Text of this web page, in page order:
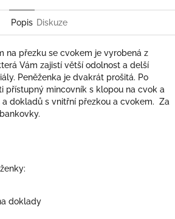
Popis Diskuze
na přezku se cvokem je vyrobená z
Vám zajistí větší odolnost a delší
. Peněženka je dvakrát prošitá. Po
přístupný mincovník s klopou na cvok a
dokladů s vnitřní přezkou a cvokem. Za
doklady